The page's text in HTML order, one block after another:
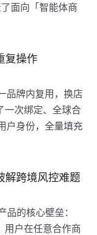
面向「智能体商
复操作
品牌内复用，换店
一次绑定、全球合
户身份，全量填充
解跨境风控难题
的核心壁垒：
用户在任意合作商